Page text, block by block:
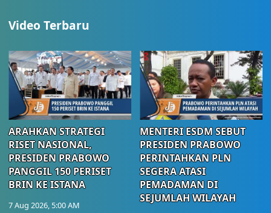
Video Terbaru
ARAHKAN STRATEGI
RISET NASIONAL,
PRESIDEN PRABOWO
PANGGIL 150 PERISET
BRIN KE ISTANA
7 Aug 2026, 5:00 AM
MENTERI ESDM SEBUT
PRESIDEN PRABOWO
PERINTAHKAN PLN
SEGERA ATASI
PEMADAMAN DI
SEJUMLAH WILAYAH